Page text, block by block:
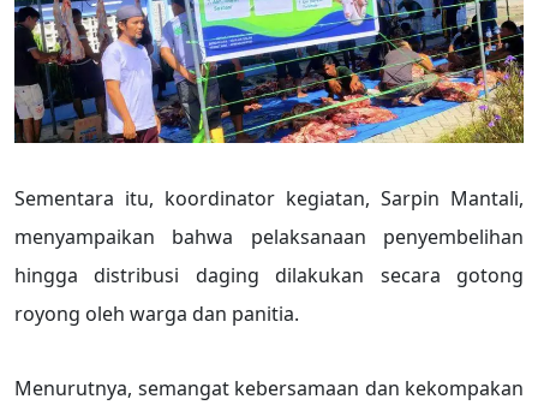
Sementara itu, koordinator kegiatan, Sarpin Mantali,
menyampaikan bahwa pelaksanaan penyembelihan
hingga distribusi daging dilakukan secara gotong
royong oleh warga dan panitia.
Menurutnya, semangat kebersamaan dan kekompakan